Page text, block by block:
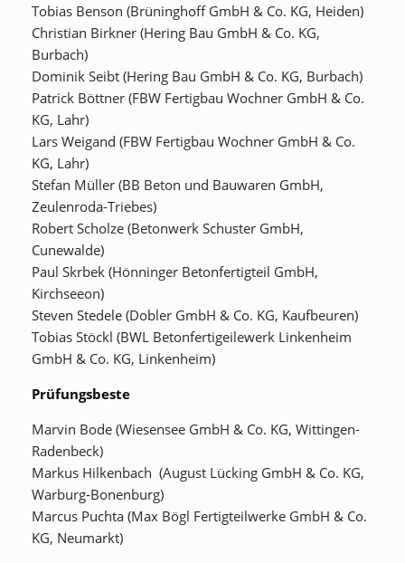
Tobias Benson (Brüninghoff GmbH & Co. KG, Heiden)
Christian Birkner (Hering Bau GmbH & Co. KG,
Burbach)
Dominik Seibt (Hering Bau GmbH & Co. KG, Burbach)
Patrick Böttner (FBW Fertigbau Wochner GmbH & Co.
KG, Lahr)
Lars Weigand (FBW Fertigbau Wochner GmbH & Co.
KG, Lahr)
Stefan Müller (BB Beton und Bauwaren GmbH,
Zeulenroda-Triebes)
Robert Scholze (Betonwerk Schuster GmbH,
Cunewalde)
Paul Skrbek (Hönninger Betonfertigteil GmbH,
Kirchseeon)
Steven Stedele (Dobler GmbH & Co. KG, Kaufbeuren)
Tobias Stöckl (BWL Betonfertigeilewerk Linkenheim
GmbH & Co. KG, Linkenheim)
Prüfungsbeste
Marvin Bode (Wiesensee GmbH & Co. KG, Wittingen-
Radenbeck)
Markus Hilkenbach (August Lücking GmbH & Co. KG,
Warburg-Bonenburg)
Marcus Puchta (Max Bögl Fertigteilwerke GmbH & Co.
KG, Neumarkt)